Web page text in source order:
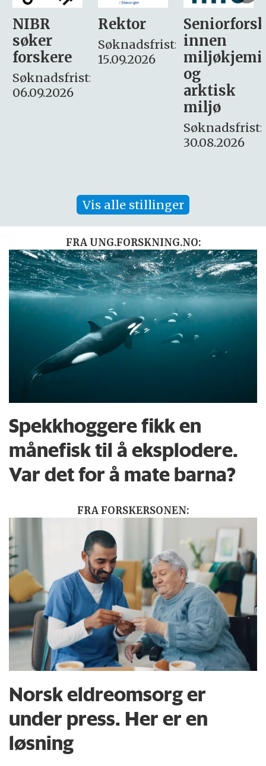
Rektor
Søknadsfrist:
15.09.2026
Seniorforsker
innen
miljøkjemi
søker
– fast
Søknadsfrist:
16. august.
Vis alle stillinger
FRA UNG.FORSKNING.NO:
Spekkhoggere fikk en
månefisk til å eksplodere.
Var det for å mate barna?
FRA FORSKERSONEN:
Norsk eldreomsorg er
under press. Her er en
løsning